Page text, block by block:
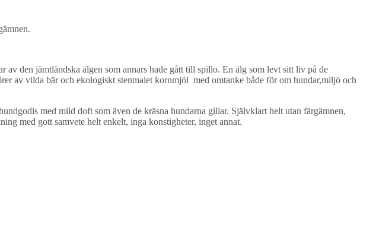
den jämtländska älgen som annars hade gått till spillo. En älg som levt sitt liv på de
av vilda bär och ekologiskt stenmalet kornmjöl med omtanke både för om hundar,miljö och
med mild doft som även de kräsna hundarna gillar. Självklart helt utan färgämnen,
med gott samvete helt enkelt, inga konstigheter, inget annat.